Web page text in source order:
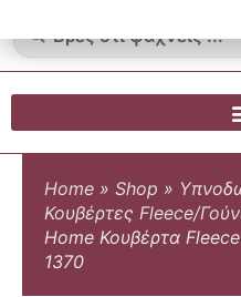
...
Home » Shop »
Κουβέρτες Fleece/
Home Κουβέρτα
1370